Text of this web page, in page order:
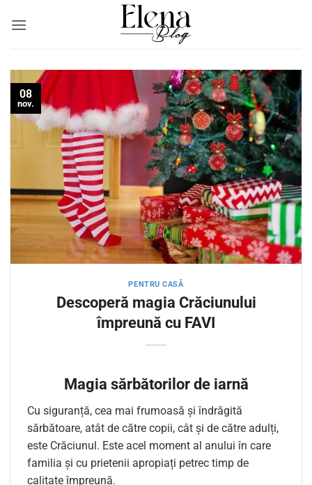
08
nov.
PENTRU CASĂ
Descoperă magia Crăciunului
împreună cu FAVI
Magia sărbătorilor de iarnă
Cu siguranță, cea mai frumoasă și îndrăgită
sărbătoare, atât de către copii, cât și de către adulți,
este Crăciunul. Este acel moment al anului în care
familia și cu prietenii apropiați petrec timp de
calitate împreună.